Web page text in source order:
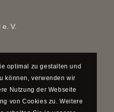
V.
optimal zu gestalten und
können, verwenden wir
Nutzung der Webseite
von Cookies zu. Weitere